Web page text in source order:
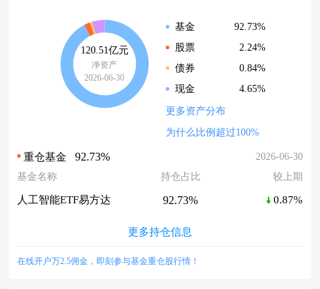
120.51亿元
净资产
2026-06-30
基金
92.73%
股票
2.24%
债券
0.84%
现金
4.65%
更多资产分布
为什么比例超过100%
重仓基金 92.73%
2026-06-30
基金名称
持仓占比 较上期
人工智能ETF易方达 92.73% 0.87%
更多持仓信息
在线开户万2.5佣金，即刻参与基金重仓股行情！